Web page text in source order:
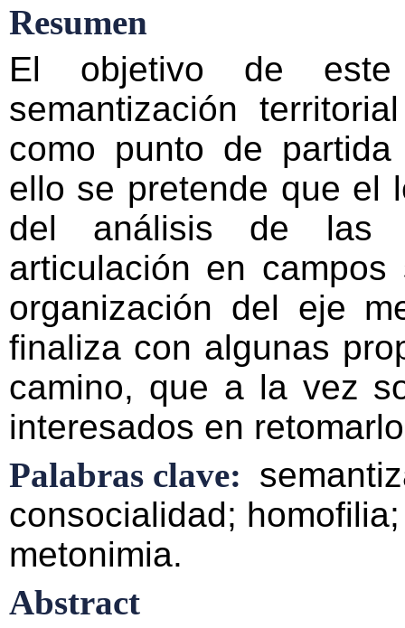
Resumen
El objetivo de
semantización
como punto de
ello se pretende que el
del análisis de las
articulación en
organización del eje
finaliza con algunas
camino, que a la vez
interesados en
Palabras clave:
consocialidad;
metonimia.
Abstract